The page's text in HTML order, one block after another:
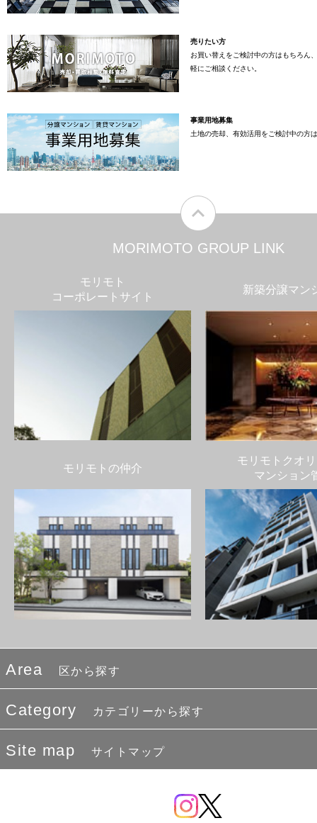
売りたい方
お買い替えをご検討中の方はもちろん
軽にご相談ください。
事業用地募集
土地の売却、有効活用をご検討中の方
MORIMOTO GROUP LINK
モリモト
コーポレートサイト
新築分譲マン
モリモトの仲介
モリモトクオ
マンション
Area 区から探す
Category カテゴリーから探す
Site map サイトマップ